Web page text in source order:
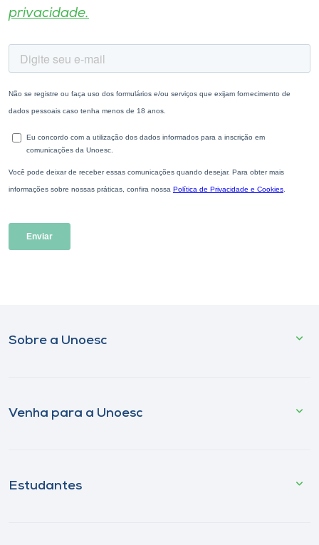
privacidade.
Sobre a Unoesc
Venha para a Unoesc
Estudantes